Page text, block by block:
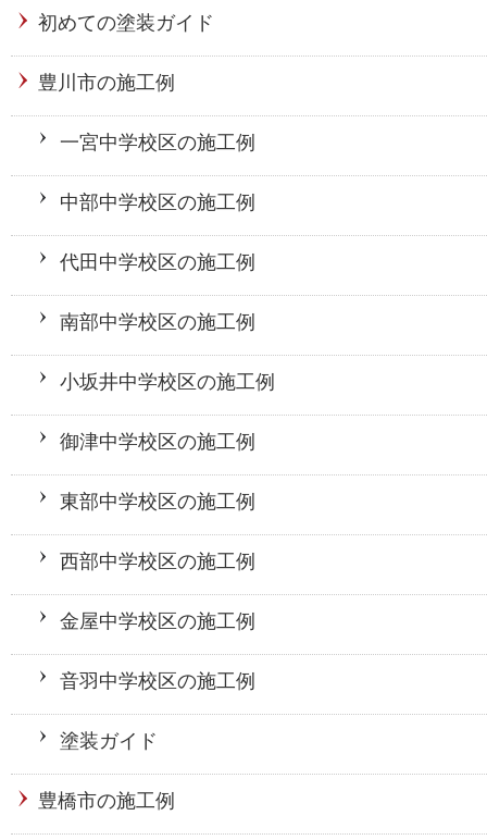
初めての塗装ガイド
豊川市の施工例
一宮中学校区の施工例
中部中学校区の施工例
代田中学校区の施工例
南部中学校区の施工例
小坂井中学校区の施工例
御津中学校区の施工例
東部中学校区の施工例
西部中学校区の施工例
金屋中学校区の施工例
音羽中学校区の施工例
塗装ガイド
豊橋市の施工例